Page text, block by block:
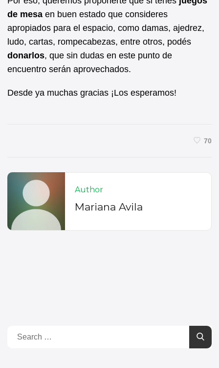
de mesa en buen estado que consideres
apropiados para el espacio, como damas, ajedrez,
ludo, cartas, rompecabezas, entre otros, podés
donarlos, que sin dudas en este punto de
encuentro serán aprovechados.
Desde ya muchas gracias ¡Los esperamos!
70
Author
Mariana Avila